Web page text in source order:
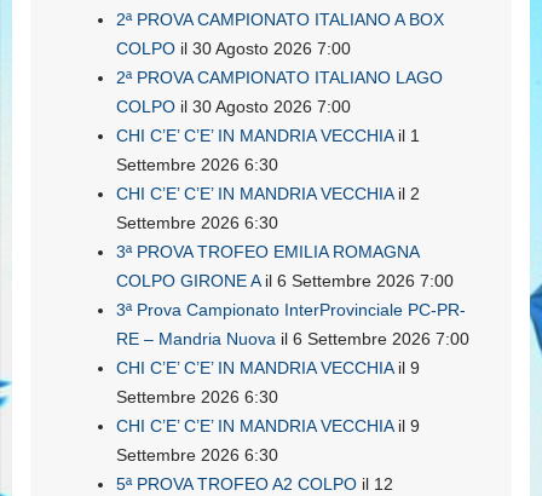
2ª PROVA CAMPIONATO ITALIANO A BOX
COLPO il 30 Agosto 2026 7:00
2ª PROVA CAMPIONATO ITALIANO LAGO
COLPO il 30 Agosto 2026 7:00
CHI C’E’ C’E’ IN MANDRIA VECCHIAil 1
Settembre 2026 6:30
CHI C’E’ C’E’ IN MANDRIA VECCHIAil 2
Settembre 2026 6:30
3ª PROVA TROFEO EMILIA ROMAGNA
COLPO GIRONE Ail 6 Settembre 2026 7:00
3ª Prova Campionato InterProvinciale PC-PR-
RE – Mandria Nuova il 6 Settembre 2026 7:00
CHI C’E’ C’E’ IN MANDRIA VECCHIAil 9
Settembre 2026 6:30
CHI C’E’ C’E’ IN MANDRIA VECCHIAil 9
Settembre 2026 6:30
5ª PROVA TROFEO A2 COLPO il 12